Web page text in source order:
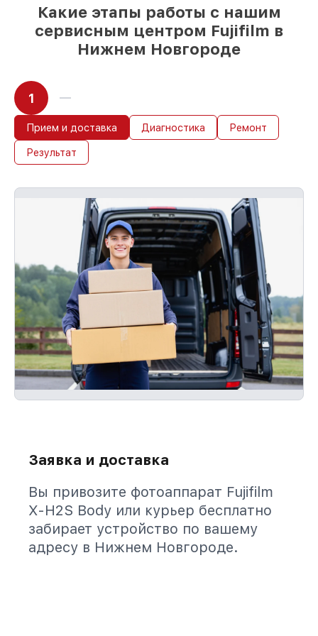
работ быстро и без задержек, при
условии, что починка началась сразу
Какие этапы работы с нашим
сервисным центром Fujifilm в
Нижнем Новгороде
1
Прием и доставка Диагностика Ремонт
Результат
Заявка и доставка
Вы привозите фотоаппарат Fujifilm
X-H2S Body или курьер бесплатно
забирает устройство по вашему
адресу в Нижнем Новгороде.